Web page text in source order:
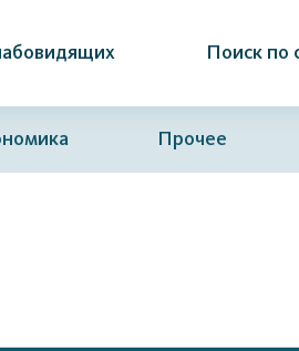
Поиск по
Прочее